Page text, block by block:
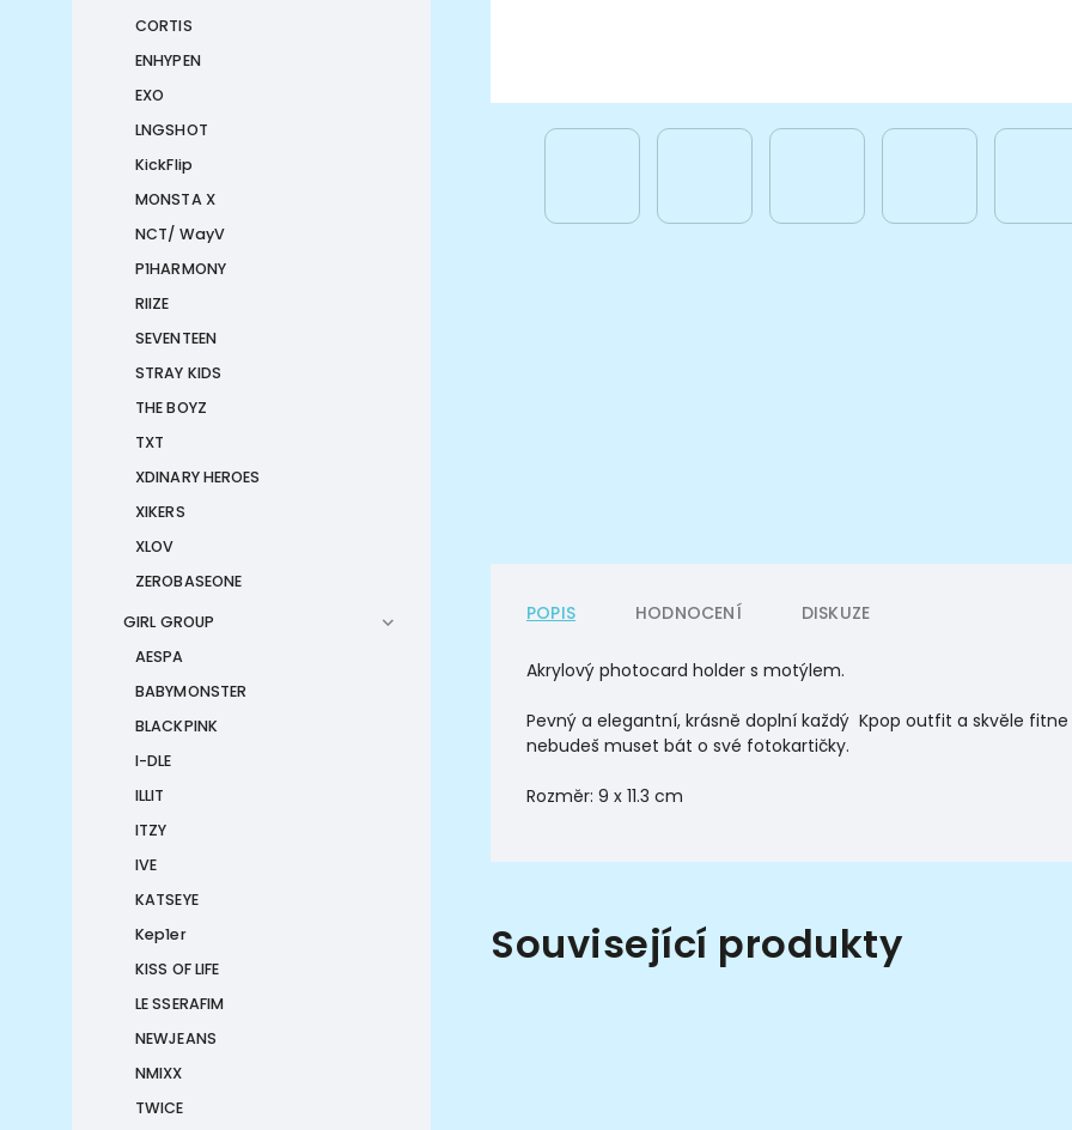
CORTIS
ENHYPEN
EXO
LNGSHOT
KickFlip
MONSTA X
NCT/ WayV
P1HARMONY
RIIZE
SEVENTEEN
STRAY KIDS
THE BOYZ
TXT
XDINARY HEROES
XIKERS
XLOV
ZEROBASEONE
GIRL GROUP
AESPA
BABYMONSTER
BLACKPINK
I-DLE
ILLIT
ITZY
IVE
KATSEYE
Kep1er
KISS OF LIFE
LE SSERAFIM
NEWJEANS
NMIXX
TWICE
POPIS HODNOCENÍ DISKUZE
Akrylový photocard holder s motýlem.
Pevný a elegantní, krásně doplní každý Kpop outfit a skvěle
nebudeš muset bát o své fotokartičky.
Rozměr: 9 x 11.3 cm
Související produkty